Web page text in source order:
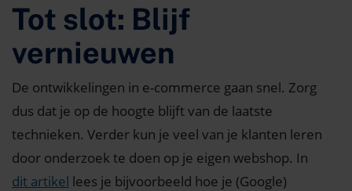
Tot slot: Blijf
vernieuwen
De ontwikkelingen in e-commerce gaan snel. Zorg
dus dat je op de hoogte blijft van de laatste
technieken. Verder kun je veel van je klanten leren
door onderzoek te doen op je eigen webshop. In
dit artikel lees je bijvoorbeeld hoe je (Google)